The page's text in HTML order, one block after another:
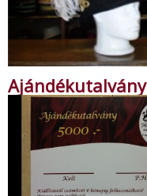
Ajándékutalvány